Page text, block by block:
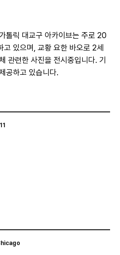
톨릭 대교구 아카이브는 주로 20
고 있으며, 교황 요한 바오로 2세
관련한 사진을 전시중입니다. 기
공하고 있습니다.